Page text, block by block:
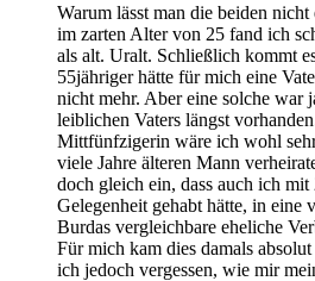
Warum lässt man die beiden
im zarten Alter von 25 fand ich
als alt. Uralt. Schließlich kommt
55jähriger hätte für mich eine
nicht mehr. Aber eine solche war
leiblichen Vaters längst
Mittfünfzigerin wäre ich wohl
viele Jahre älteren Mann
doch gleich ein, dass auch ich mit
Gelegenheit gehabt hätte, in eine
Burdas vergleichbare eheliche
Für mich kam dies damals
ich jedoch vergessen, wie mir